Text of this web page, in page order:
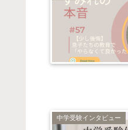
中学受験インタビュー